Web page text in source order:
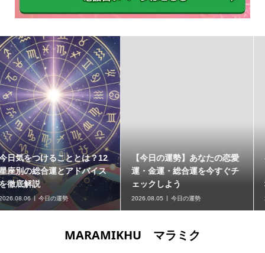
12
ス
【今日の運勢】あなたの恋愛
運・金運・総合運を今すぐチ
ェックしよう
2026.08.05 今日の運勢
各星座の運勢を発表！今
をつけることと運気アッ
秘訣まとめ
2026.08.04
MARAMIKHU マラミク